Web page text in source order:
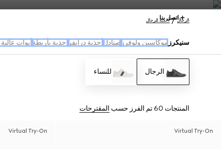
اتصل بناالرجال أحذية للرجال
سنيكرز موكاسين ولوفرز صنادل أحذية درايفر احذية بأربطة أبوات
الرجال للنساء
المنتجات 60 تم الفرز حسب المقترحات
Virtual Try-On
Virtual Try-On